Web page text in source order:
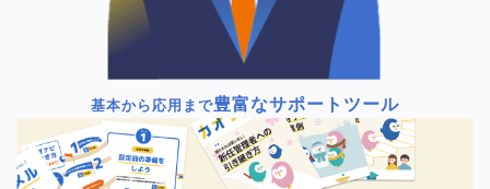
基本から応用まで豊富なサポートツール